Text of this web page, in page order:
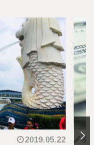
2019.05.22 羽